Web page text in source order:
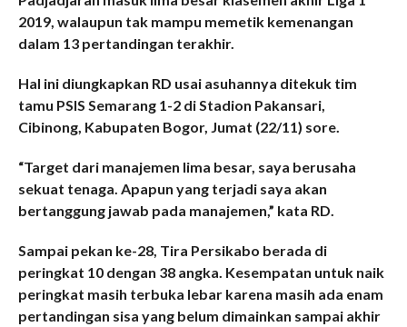
2019, walaupun tak mampu memetik kemenangan
dalam 13 pertandingan terakhir.
Hal ini diungkapkan RD usai asuhannya ditekuk tim
tamu PSIS Semarang 1-2 di Stadion Pakansari,
Cibinong, Kabupaten Bogor, Jumat (22/11) sore.
“Target dari manajemen lima besar, saya berusaha
sekuat tenaga. Apapun yang terjadi saya akan
bertanggung jawab pada manajemen,” kata RD.
Sampai pekan ke-28, Tira Persikabo berada di
peringkat 10 dengan 38 angka. Kesempatan untuk naik
peringkat masih terbuka lebar karena masih ada enam
pertandingan sisa yang belum dimainkan sampai akhir